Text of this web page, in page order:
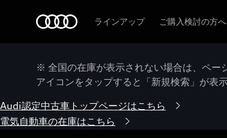
ラインアップ ご購入検討の方へ
※ 全国の在庫が表示されない場合は、ペー
アイコンをタップすると「新規検索」が表示
Audi認定中古車トップページはこちら
電気自動車の在庫はこちら